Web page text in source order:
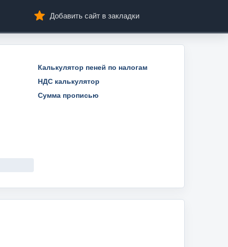
Добавить сайт в закладки
Калькулятор пеней по налогам
НДС калькулятор
Сумма прописью